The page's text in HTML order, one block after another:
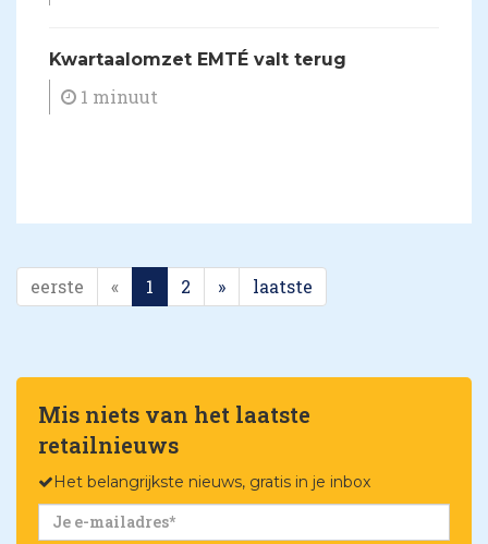
Kwartaalomzet EMTÉ valt terug
1 minuut
eerste « 1 2 » laatste
Mis niets van het laatste
retailnieuws
Het belangrijkste nieuws, gratis in je inbox